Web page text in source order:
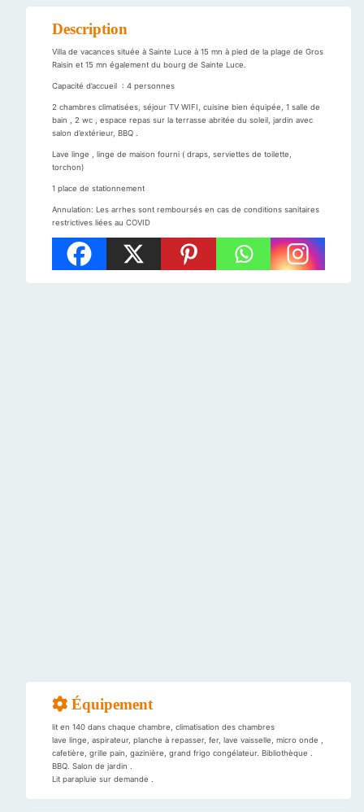
Description
Villa de vacances située à Sainte Luce à 15 mn à pied de la plage de Gros
Raisin et 15 mn également du bourg de Sainte Luce.
Capacité d’accueil : 4 personnes
2 chambres climatisées, séjour TV WIFI, cuisine bien équipée, 1 salle de
bain , 2 wc , espace repas sur la terrasse abritée du soleil, jardin avec
salon d’extérieur, BBQ .
Lave linge , linge de maison fourni ( draps, serviettes de toilette,
torchon)
1 place de stationnement
Annulation: Les arrhes sont remboursés en cas de conditions sanitaires
restrictives liées au COVID
Équipement
lit en 140 dans chaque chambre, climatisation des chambres
lave linge, aspirateur, planche à repasser, fer, lave vaisselle, micro onde ,
cafetière, grille pain, gazinière, grand frigo congélateur. Bibliothèque .
BBQ. Salon de jardin .
Lit parapluie sur demande .